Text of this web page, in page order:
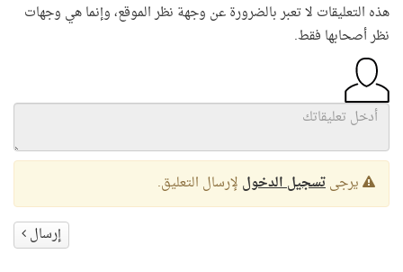
هذه التعليقات لا تعبر بالضرورة عن وجهة نظر الموقع، وإنما هي وجهات
نظر أصحابها فقط.
يرجىتسجيل الدخول لإرسال التعليق.
إرسال